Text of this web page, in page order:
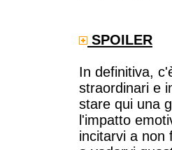
SPOILER
In definitiva,
straordinari e
stare qui una
l'impatto
incitarvi a non